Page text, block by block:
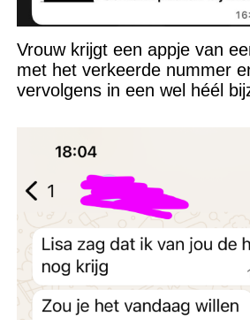
Vrouw krijgt een appje van
met het verkeerde nummer
vervolgens in een wel héél